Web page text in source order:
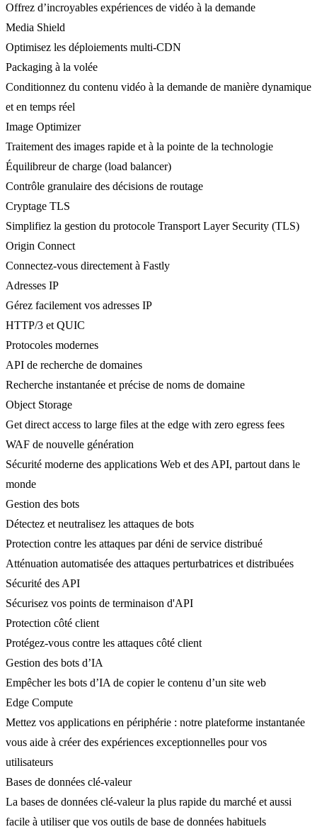
Offrez d’incroyables expériences de vidéo à la demande
Media Shield
Optimisez les déploiements multi-CDN
Packaging à la volée
Conditionnez du contenu vidéo à la demande de manière dynamique
et en temps réel
Image Optimizer
Traitement des images rapide et à la pointe de la technologie
Équilibreur de charge (load balancer)
Contrôle granulaire des décisions de routage
Cryptage TLS
Simplifiez la gestion du protocole Transport Layer Security (TLS)
Origin Connect
Connectez-vous directement à Fastly
Adresses IP
Gérez facilement vos adresses IP
HTTP/3 et QUIC
Protocoles modernes
API de recherche de domaines
Recherche instantanée et précise de noms de domaine
Object Storage
Get direct access to large files at the edge with zero egress fees
WAF de nouvelle génération
Sécurité moderne des applications Web et des API, partout dans le
monde
Gestion des bots
Détectez et neutralisez les attaques de bots
Protection contre les attaques par déni de service distribué
Atténuation automatisée des attaques perturbatrices et distribuées
Sécurité des API
Sécurisez vos points de terminaison d'API
Protection côté client
Protégez-vous contre les attaques côté client
Gestion des bots d’IA
Empêcher les bots d’IA de copier le contenu d’un site web
Edge Compute
Mettez vos applications en périphérie : notre plateforme instantanée
vous aide à créer des expériences exceptionnelles pour vos
utilisateurs
Bases de données clé-valeur
La bases de données clé-valeur la plus rapide du marché et aussi
facile à utiliser que vos outils de base de données habituels